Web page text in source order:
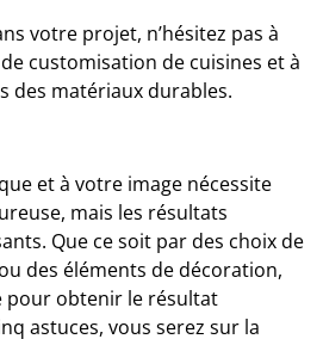
votre projet, n’hésitez pas à
customisation de cuisines et à
des matériaux durables.
et à votre image nécessite
mais les résultats
Que ce soit par des choix de
des éléments de décoration,
pour obtenir le résultat
astuces, vous serez sur la